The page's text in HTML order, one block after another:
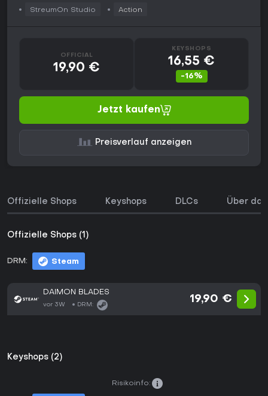
StreumOn Studio Action
OFFICIAL
19,90 €
KEYSHOPS
16,55 €
-16%
Jetzt kaufen
Preisverlauf anzeigen
Offizielle Shops Keyshops DLCs Über
Offizielle Shops (1)
DRM: Steam
DAIMON BLADES
vor 3W DRM:
19,90 €
Keyshops (2)
Risikoinfo: